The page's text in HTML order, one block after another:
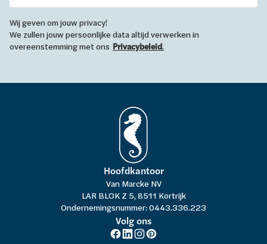
Wij geven om jouw privacy!
We zullen jouw persoonlijke data altijd verwerken in
overeenstemming met ons Privacybeleid.
Hoofdkantoor
Van Marcke NV
LAR BLOK Z 5, 8511 Kortrijk
Ondernemingsnummer: 0443.336.223
Volg ons